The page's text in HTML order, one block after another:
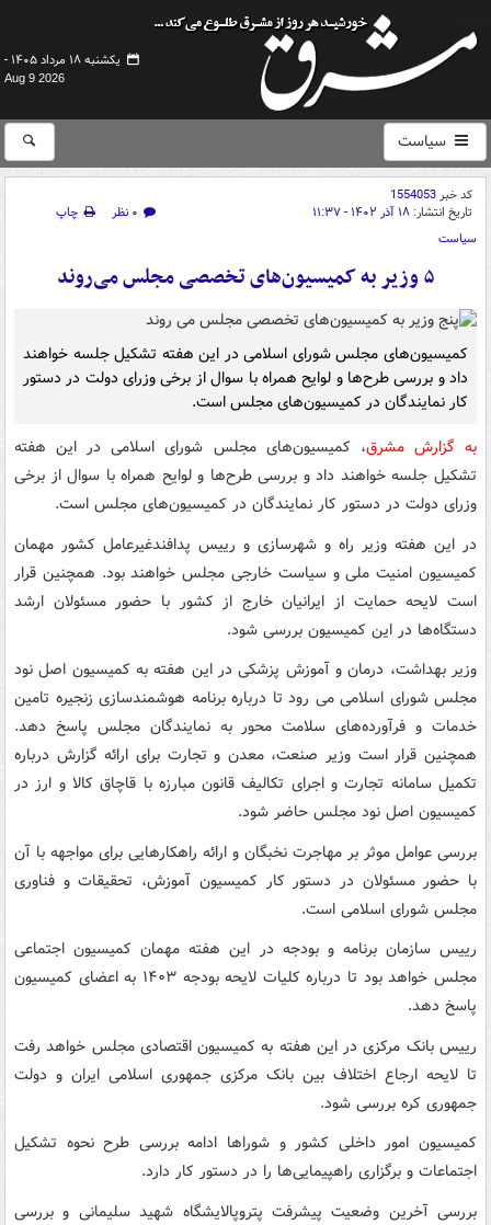
یکشنبه ۱۸ مرداد ۱۴۰۵ -
Aug 9 2026
سیاست
کد خبر1554053
تاریخ انتشار: ۱۸ آذر ۱۴۰۲ - ۱۱:۳۷ ۰ نظر
چاپ
سیاست
۵ وزیر به کمیسیون‌های تخصصی مجلس می‌روند
کمیسیون‌های مجلس شورای اسلامی در این هفته تشکیل جلسه خواهند
داد و بررسی طرح‌ها و لوایح همراه با سوال از برخی وزرای دولت در دستور
کار نمایندگان در کمیسیون‌های مجلس است.
به گزارش مشرق، کمیسیون‌های مجلس شورای اسلامی در این هفته
تشکیل جلسه خواهند داد و بررسی طرح‌ها و لوایح همراه با سوال از برخی
وزرای دولت در دستور کار نمایندگان در کمیسیون‌های مجلس است.
در این هفته وزیر راه و شهرسازی و رییس پدافندغیرعامل کشور مهمان
کمیسیون امنیت ملی و سیاست خارجی مجلس خواهند بود. همچنین قرار
است لایحه حمایت از ایرانیان خارج از کشور با حضور مسئولان ارشد
دستگاه‌ها در این کمیسیون بررسی شود.
وزیر بهداشت، درمان و آموزش پزشکی در این هفته به کمیسیون اصل نود
مجلس شورای اسلامی می رود تا درباره برنامه هوشمندسازی زنجیره تامین
خدمات و فرآورده‌های سلامت محور به نمایندگان مجلس پاسخ دهد.
همچنین قرار است وزیر صنعت، معدن و تجارت برای ارائه گزارش درباره
تکمیل سامانه تجارت و اجرای تکالیف قانون مبارزه با قاچاق کالا و ارز در
کمیسیون اصل نود مجلس حاضر شود.
بررسی عوامل موثر بر مهاجرت نخبگان و ارائه راهکارهایی برای مواجهه با آن
با حضور مسئولان در دستور کار کمیسیون آموزش، تحقیقات و فناوری
مجلس شورای اسلامی است.
رییس سازمان برنامه و بودجه در این هفته مهمان کمیسیون اجتماعی
مجلس خواهد بود تا درباره کلیات لایحه بودجه ۱۴۰۳ به اعضای کمیسیون
پاسخ دهد.
رییس بانک مرکزی در این هفته به کمیسیون اقتصادی مجلس خواهد رفت
تا لایحه ارجاع اختلاف بین بانک مرکزی جمهوری اسلامی ایران و دولت
جمهوری کره بررسی شود.
کمیسیون امور داخلی کشور و شوراها ادامه بررسی طرح نحوه تشکیل
اجتماعات و برگزاری راهپیمایی‌ها را در دستور کار دارد.
بررسی آخرین وضعیت پیشرفت پتروپالایشگاه شهید سلیمانی و بررسی